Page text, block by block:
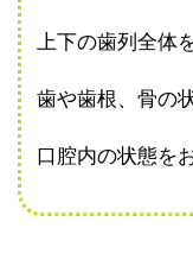
上下の歯列全体
歯や歯根、骨の
口腔内の状態を